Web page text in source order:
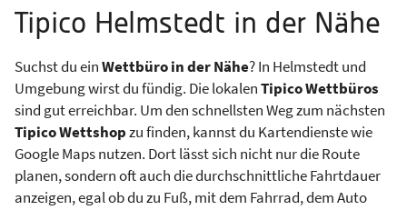
Tipico Helmstedt in der Nähe
Suchst du einWettbüro in der Nähe? In Helmstedt und
Umgebung wirst du fündig. Die lokalenTipico Wettbüros
sind gut erreichbar. Um den schnellsten Weg zum nächsten
Tipico Wettshopzu finden, kannst du Kartendienste wie
Google Maps nutzen. Dort lässt sich nicht nur die Route
planen, sondern oft auch die durchschnittliche Fahrtdauer
anzeigen, egal ob du zu Fuß, mit dem Fahrrad, dem Auto